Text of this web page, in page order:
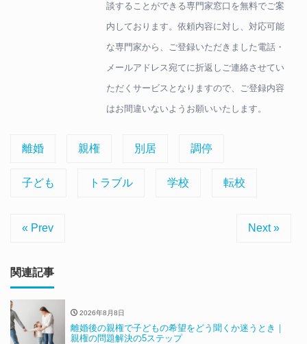
談することができる専門家窓口を無料でご案
内しております。依頼内容に対し、対応可能
な専門家から、ご登録いただきました電話・
メールアドレス宛てに折返しご連絡させてい
ただくサービスとなりますので、ご登録内容
はお間違いないようお願いいたします。
離婚 親権 別居 調停
子ども トラブル 学校 転校
« Prev Next »
関連記事
2026年8月8日
離婚後の親権で子どもの希望をどう聞くか迷うとき｜
親権の問題解決の5ステップ